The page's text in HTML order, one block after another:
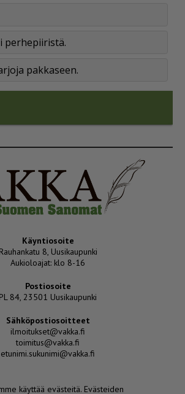
perhepiiristä.
pakkaseen.
Käyntiosoite
Rauhankatu 8, Uusikaupunki
Aukioloajat: klo 8-16
Postiosoite
PL 84, 23501 Uusikaupunki
Sähköpostiosoitteet
ilmoitukset@vakka.fi
toimitus@vakka.fi
etunimi.sukunimi@vakka.fi
käyttää evästeitä. Evästeiden